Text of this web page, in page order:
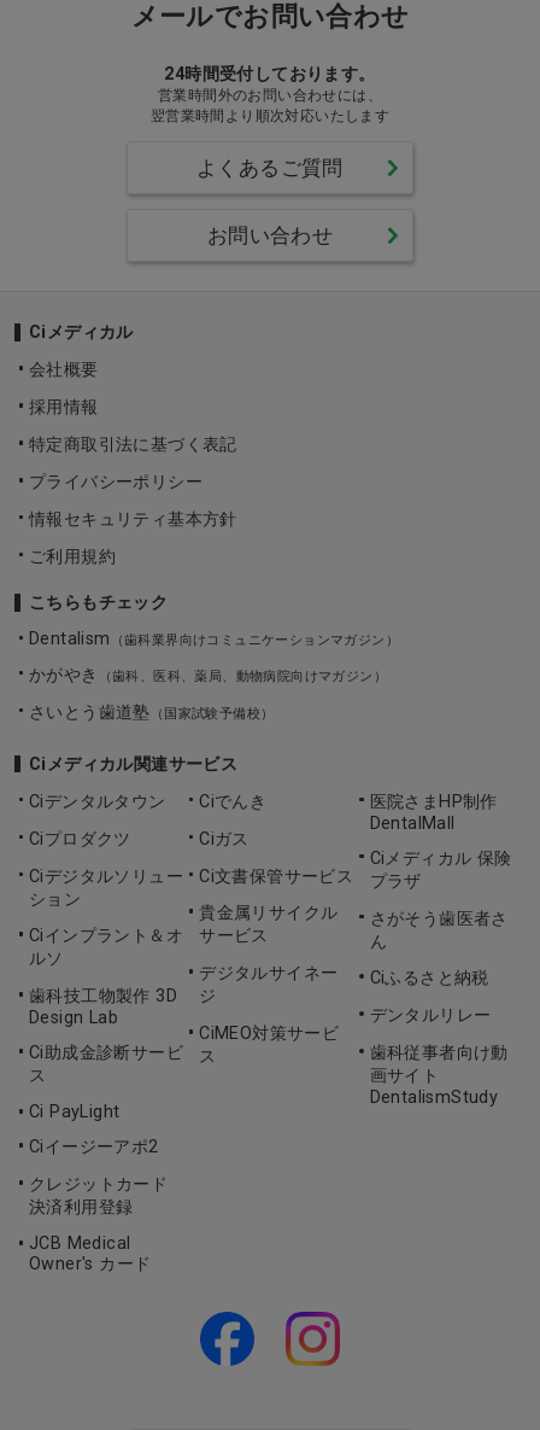
メールでお問い合わせ
24時間受付しております。
営業時間外のお問い合わせには、
翌営業時間より順次対応いたします
よくあるご質問
お問い合わせ
Ciメディカル
会社概要
採用情報
特定商取引法に基づく表記
プライバシーポリシー
情報セキュリティ基本方針
ご利用規約
こちらもチェック
Dentalism
（歯科業界向けコミュニケーションマガジン）
かがやき （歯科、医科、薬局、動物病院向けマガジン）
さいとう歯道塾 （国家試験予備校）
Ciメディカル関連サービス
Ciデンタルタウン
Ciプロダクツ
Ciデジタルソリュー
ション
Ciインプラント＆オ
ルソ
歯科技工物製作 3D
Design Lab
Ci助成金診断サービ
ス
Ci PayLight
Ciイージーアポ2
クレジットカード
決済利用登録
JCB Medical
Owner's カード
Ciでんき
Ciガス
Ci文書保管サービス
貴金属リサイクル
サービス
デジタルサイネー
ジ
CiMEO対策サービ
ス
医院さまHP制作
DentalMall
Ciメディカル 保険
プラザ
さがそう歯医者さ
ん
Ciふるさと納税
デンタルリレー
歯科従事者向け動
画サイト
DentalismStudy